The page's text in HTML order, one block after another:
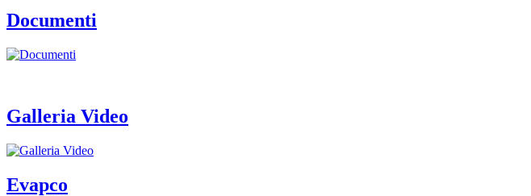
Documenti
Galleria Video
Evapco